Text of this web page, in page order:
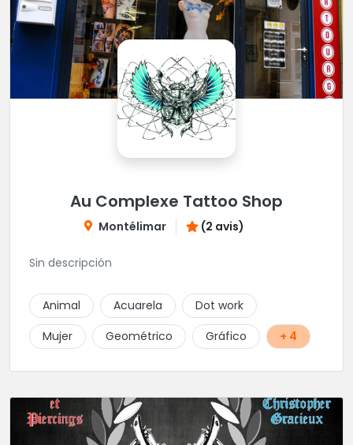
Au Complexe Tattoo Shop
Montélimar (2 avis)
Sin descripción
Animal Acuarela
Dot work
Mujer
Geométrico Gráfico + 4